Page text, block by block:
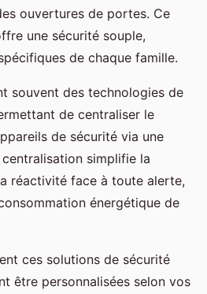
ouvertures de portes. Ce
une sécurité souple,
de chaque famille.
souvent des technologies de
de centraliser le
de sécurité via une
simplifie la
réactivité face à toute alerte,
énergétique de
ces solutions de sécurité
être personnalisées selon vos